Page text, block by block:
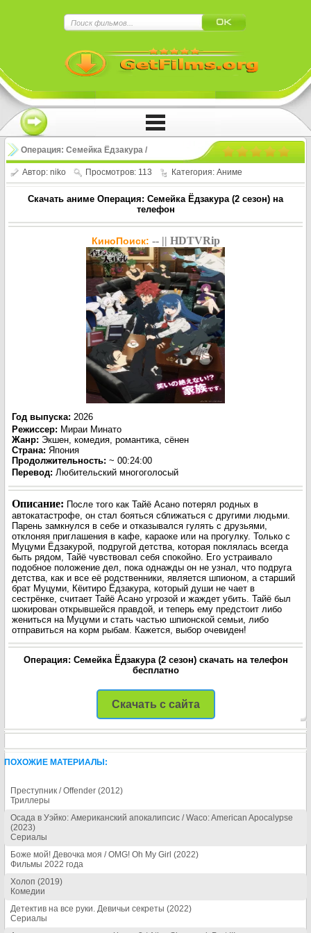
Операция: Семейка Ёдзакура /
Yozakura-san Chi no Daisakusen (2
сезон)
Автор: niko Просмотров: 113 Категория: Аниме
Скачать аниме Операция: Семейка Ёдзакура (2 сезон) на
телефон
КиноПоиск: -- || HDTVRip
Год выпуска: 2026
Режиссер: Мираи Минато
Жанр: Экшен, комедия, романтика, сёнен
Страна: Япония
Продолжительность: ~ 00:24:00
Перевод: Любительский многоголосый
Описание: После того как Тайё Асано потерял родных в
автокатастрофе, он стал бояться сближаться с другими людьми.
Парень замкнулся в себе и отказывался гулять с друзьями,
отклоняя приглашения в кафе, караоке или на прогулку. Только с
Муцуми Ёдзакурой, подругой детства, которая поклялась всегда
быть рядом, Тайё чувствовал себя спокойно. Его устраивало
подобное положение дел, пока однажды он не узнал, что подруга
детства, как и все её родственники, является шпионом, а старший
брат Муцуми, Кёитиро Ёдзакура, который души не чает в
сестрёнке, считает Тайё Асано угрозой и жаждет убить. Тайё был
шокирован открывшейся правдой, и теперь ему предстоит либо
жениться на Муцуми и стать частью шпионской семьи, либо
отправиться на корм рыбам. Кажется, выбор очевиден!
Операция: Семейка Ёдзакура (2 сезон) скачать на телефон
бесплатно
Нажмите на
!!!Если Вы с телефона сперва нажмите на
троеточие в правом верхнем углу!!!
Скачать с сайта
ПОХОЖИЕ МАТЕРИАЛЫ:
Преступник / Offender (2012)
Триллеры
Осада в Уэйко: Американский апокалипсис / Waco: American Apocalypse
(2023)
Сериалы
Боже мой! Девочка моя / OMG! Oh My Girl (2022)
Фильмы 2022 года
Холоп (2019)
Комедии
Детектив на все руки. Девичьи секреты (2022)
Сериалы